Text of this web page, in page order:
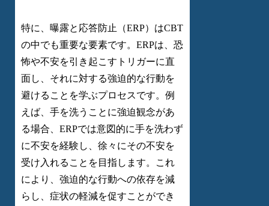
特に、曝露と応答防止（ERP）はCBT
の中でも重要な要素です。ERPは、恐
怖や不安を引き起こすトリガーに直
面し、それに対する強迫的な行動を
避けることを学ぶプロセスです。例
えば、手を洗うことに強迫観念があ
る場合、ERPでは意図的に手を洗わず
に不安を経験し、徐々にその不安を
受け入れることを目指します。これ
により、強迫的な行動への依存を減
らし、症状の軽減を促すことができ